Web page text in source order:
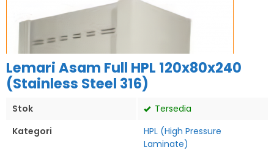
Lemari Asam Full HPL 120x80x240
(Stainless Steel 316)
Stok
Tersedia
Kategori
HPL (High Pressure
Laminate)